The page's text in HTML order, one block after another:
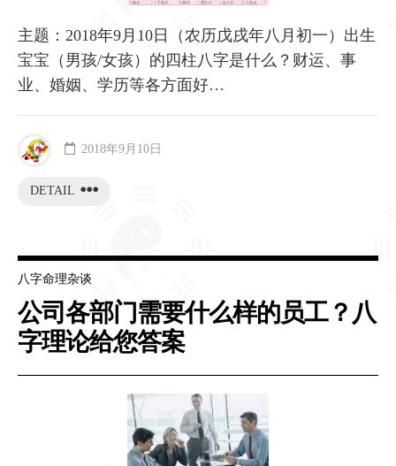
主题：2018年9月10日（农历戊戌年八月初一）出生
宝宝（男孩/女孩）的四柱八字是什么？财运、事
业、婚姻、学历等各方面好…
DETAIL
2018年9月10日
八字命理杂谈
公司各部门需要什么样的员工？八
字理论给您答案